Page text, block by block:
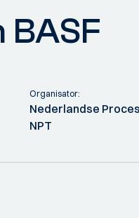
BASF
Organisator:
Nederlandse
NPT